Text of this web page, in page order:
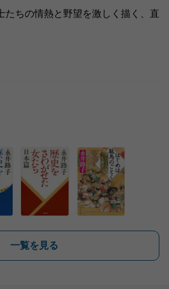
たちの情熱と野望を激しく描く、直
一覧を見る